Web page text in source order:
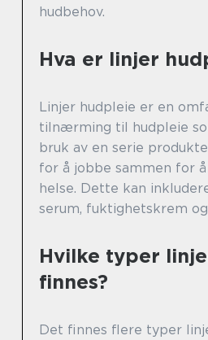
hudbehov.
Hva er linjer
Linjer hudpleie er en
tilnærming til hudpleie
bruk av en serie
for å jobbe sammen for
helse. Dette kan
serum, fuktighetskrem
Hvilke typer
finnes?
Det finnes flere typer